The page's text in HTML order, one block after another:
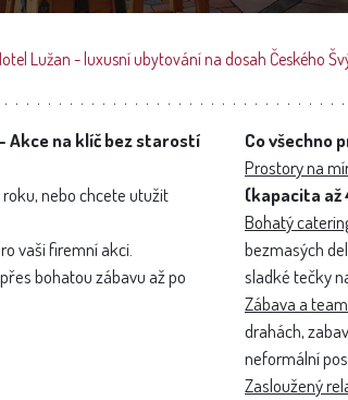
Lužan - luxusní ubytování na dosah Českého
Akce na klíč bez starostí
nebo chcete utužit
vaši firemní akci.
bohatou zábavu až po
Co všechno
Prostory na
(kapacita až
Bohatý
bezmasých
sladké tečky
Zábava a
drahách,
neformální
Zasloužený